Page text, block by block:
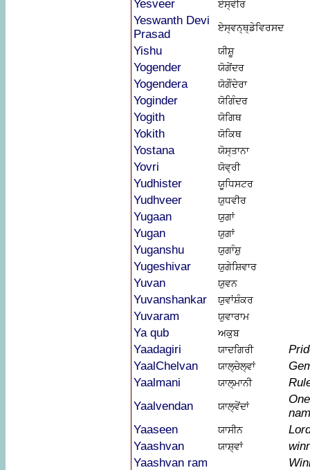
Yesveer ਏਸ੍ਵੀਰ
Yeswanth Devi
Prasad
ਏਸ੍ਵਨ੍ਥ੍ਡੇਵਿਰਸਦ
Yishu ਯੀਸ਼ੂ
Yogender ਯੋਗੇਂਦਰ
Yogendera ਯੋਗੇੰਦੇਰਾ
Yoginder ਯੋਗਿੰਦਰ
Yogith ਯੋਗਿਥ
Yokith ਯੋਕਿਥ
Yostana ਯੋਸ੍ਤਾਨਾ
Yovri ਯੋਵ੍ਰੀ
Yudhister ਯੂਧਿਸਟਰ
Yudhveer ਯੁਧਵੀਰ
Yugaan ਯੁਗਾਂ
Yugan ਯੁਗਾਂ
Yuganshu ਯੁਗਾੰਸ਼ੁ
Yugeshivar ਯੁਗੇਸ਼ਿਵਾਰ
Yuvan ਯੁਵਨ
Yuvanshankar ਯੁਵਾਂਸ਼ੰਕਰ
Yuvaram ਯੁਵਾਰਾਮ
Ya qub ਅਕੁਬ
Yaadagiri ਯਾਦਗਿਰੀ
YaalChelvan
ਯਾਲ੍ਚੇਲ੍ਵਾਂ
Yaalmani
ਯਾਲ੍ਮਾਨੀ
Yaalvendan
ਯਾਲ੍ਵੇਂਦਾਂ
Yaaseen
ਯਾਸੀਨ
Yaashvan
ਯਾਸ਼੍ਵਾਂ
Yaashvan ram